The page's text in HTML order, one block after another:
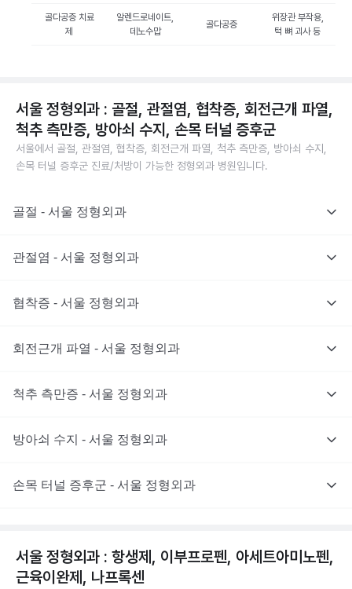
골다공증 치료
제
알렌드로네이트,
데노수맙
골다공증
위장관 부작용,
턱 뼈 괴사 등
서울 정형외과 : 골절, 관절염, 협착증, 회전근개 파열,
척추 측만증, 방아쇠 수지, 손목 터널 증후군
서울에서 골절, 관절염, 협착증, 회전근개 파열, 척추 측만증, 방아쇠 수지,
손목 터널 증후군 진료/처방이 가능한 정형외과 병원입니다.
골절 - 서울 정형외과
관절염 - 서울 정형외과
협착증 - 서울 정형외과
회전근개 파열 - 서울 정형외과
척추 측만증 - 서울 정형외과
방아쇠 수지 - 서울 정형외과
손목 터널 증후군 - 서울 정형외과
서울 정형외과 : 항생제, 이부프로펜, 아세트아미노펜,
근육이완제, 나프록센